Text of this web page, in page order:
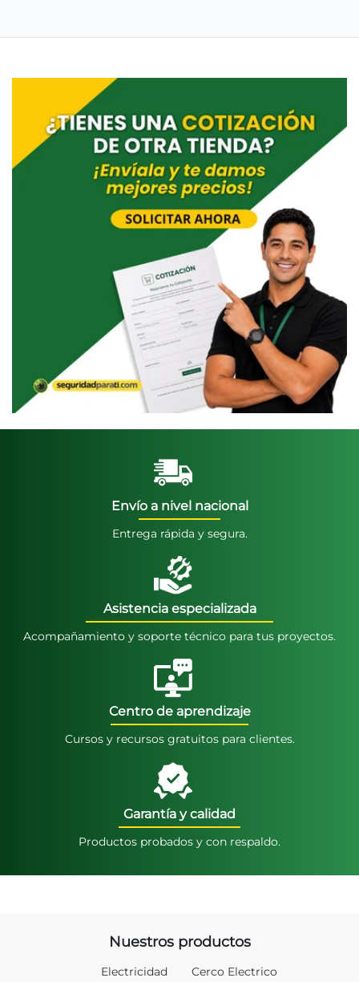
Envío a nivel nacional
Entrega rápida y segura.
Asistencia especializada
Acompañamiento y soporte técnico para tus proyectos.
Centro de aprendizaje
Cursos y recursos gratuitos para clientes.
Garantía y calidad
Productos probados y con respaldo.
Nuestros productos
Electricidad
Cerco Electrico